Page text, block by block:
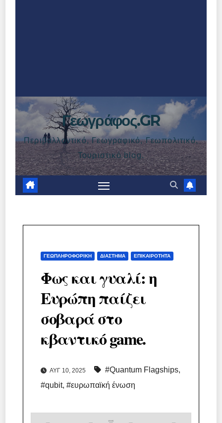
Γεωγράφος.GR
Περιβαλλοντικό, Γεωγραφικό, Γεωπολιτικό,
Τουριστικό blog.
ΓΕΩΠΛΗΡΟΦΟΡΙΚΉ ΔΙΆΣΤΗΜΑ ΕΠΙΚΑΙΡΌΤΗΤΑ
Φως και γυαλί: η
Ευρώπη παίζει
σοβαρά στο
κβαντικό game.
ΑΥΓ 10, 2025 #Quantum Flagships,
#qubit,#ευρωπαϊκή ένωση